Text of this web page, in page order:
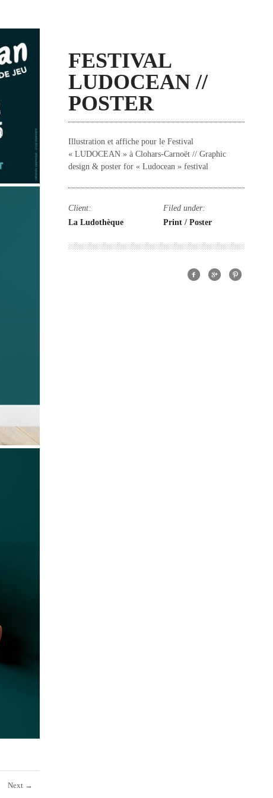
FESTIVAL
LUDOCEAN //
POSTER
Illustration et affiche pour le Festival
« LUDOCEAN » à Clohars-Carnoët // Graphic
design & poster for « Ludocean » festival
Client:
La Ludothèque
Filed under:
Print / Poster
Next →